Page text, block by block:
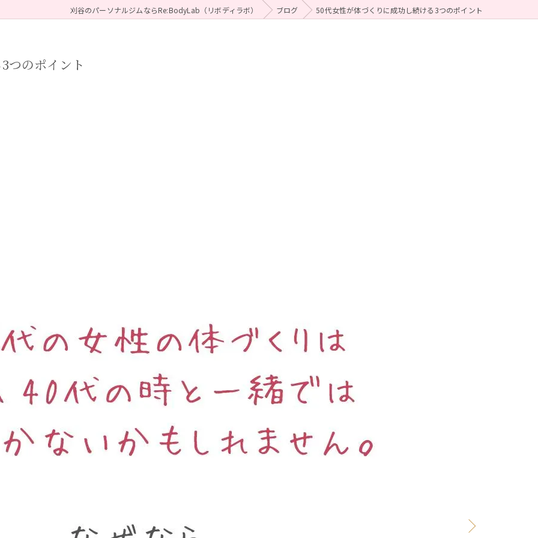
刈谷のパーソナルジムならRe:BodyLab（リボディラボ） ブログ 50代女性が体づくりに成功し続ける3つのポイント
つのポイント